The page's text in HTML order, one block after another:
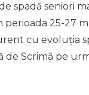
spadă seniori
25-27
cu evoluția
de Scrimă pe